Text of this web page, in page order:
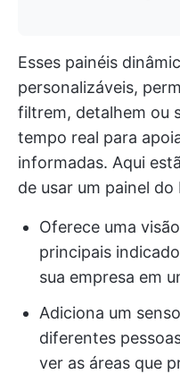
Esses painéis
personalizáveis,
filtrem, detalhem ou
tempo real para
informadas. Aqui
de usar um painel do
Oferece uma
principais
sua empresa em
Adiciona um
diferentes
ver as áreas que